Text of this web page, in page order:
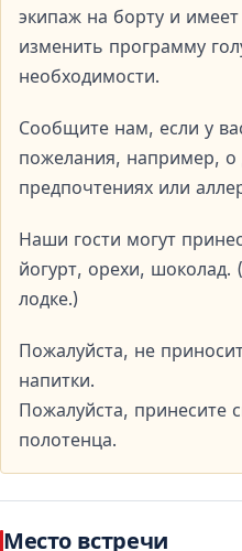
экипаж на борту и
изменить программу
необходимости.
Сообщите нам, если у
пожелания, например, о
предпочтениях или
Наши гости могут
йогурт, орехи,
лодке.)
Пожалуйста, не
напитки.
Пожалуйста, принесите
полотенца.
Место встречи